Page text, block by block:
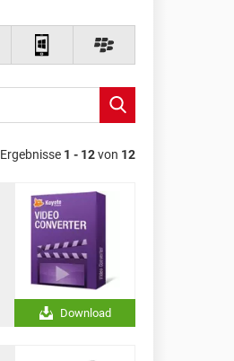
Ergebnisse 1 - 12von 12
Download